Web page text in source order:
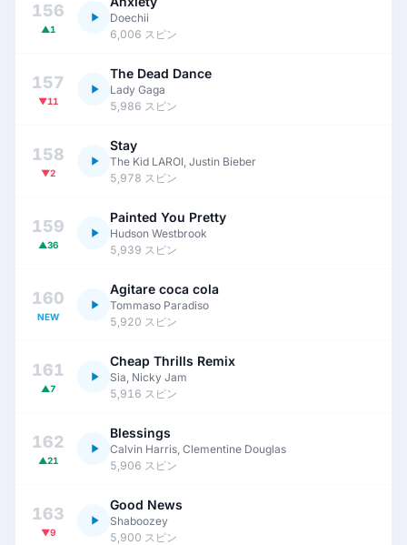
156
▲1
Doechii
6,006 スピン
157
▼11
The Dead Dance
Lady Gaga
5,986 スピン
158
▼2
Stay
The Kid LAROI, Justin Bieber
5,978 スピン
159
▲36
Painted You Pretty
Hudson Westbrook
5,939 スピン
160
NEW
Agitare coca cola
Tommaso Paradiso
5,920 スピン
161
▲7
Cheap Thrills Remix
Sia, Nicky Jam
5,916 スピン
162
▲21
Blessings
Calvin Harris, Clementine Douglas
5,906 スピン
163
▼9
Good News
Shaboozey
5,900 スピン